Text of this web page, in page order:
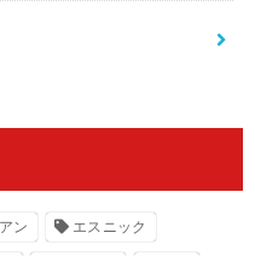
ン エスニック